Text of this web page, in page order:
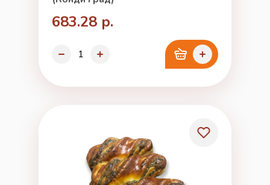
683.28 р.